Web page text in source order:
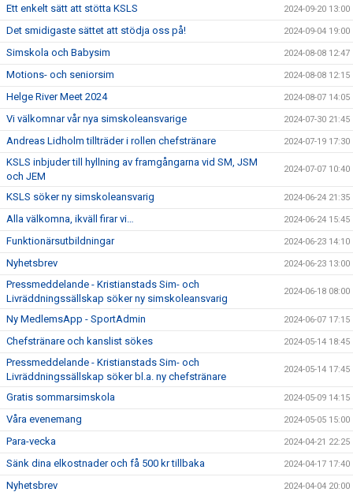
Ett enkelt sätt att stötta KSLS 2024-09-20 13:00
Det smidigaste sättet att stödja oss på! 2024-09-04 19:00
Simskola och Babysim 2024-08-08 12:47
Motions- och seniorsim 2024-08-08 12:15
Helge River Meet 2024 2024-08-07 14:05
Vi välkomnar vår nya simskoleansvarige 2024-07-30 21:45
Andreas Lidholm tillträder i rollen chefstränare 2024-07-19 17:30
KSLS inbjuder till hyllning av framgångarna vid SM, JSM
och JEM
2024-07-07 10:40
KSLS söker ny simskoleansvarig 2024-06-24 21:35
Alla välkomna, ikväll firar vi… 2024-06-24 15:45
Funktionärsutbildningar 2024-06-23 14:10
Nyhetsbrev 2024-06-23 13:00
Pressmeddelande - Kristianstads Sim- och
Livräddningssällskap söker ny simskoleansvarig
2024-06-18 08:00
Ny MedlemsApp - SportAdmin 2024-06-07 17:15
Chefstränare och kanslist sökes 2024-05-14 18:45
Pressmeddelande - Kristianstads Sim- och
Livräddningssällskap söker bl.a. ny chefstränare
2024-05-14 17:45
Gratis sommarsimskola 2024-05-09 14:15
Våra evenemang 2024-05-05 15:00
Para-vecka 2024-04-21 22:25
Sänk dina elkostnader och få 500 kr tillbaka 2024-04-17 17:40
Nyhetsbrev 2024-04-04 20:00